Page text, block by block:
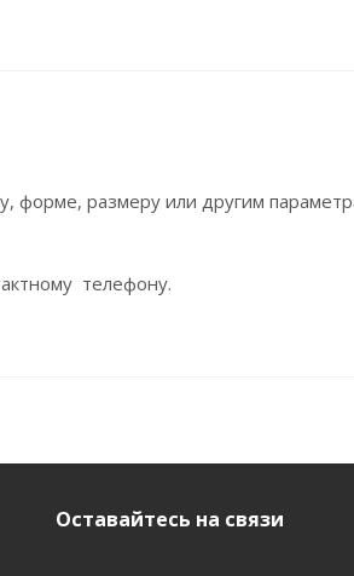
форме, размеру или другим
телефону.
Оставайтесь на связи